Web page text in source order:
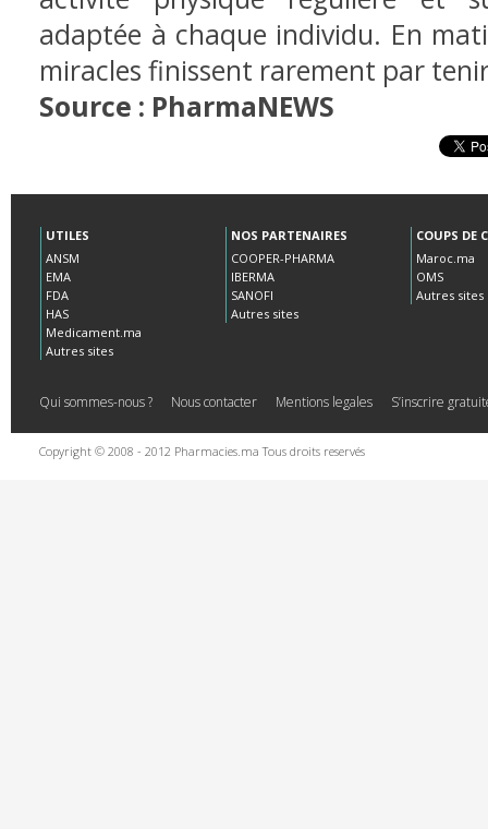
adaptée à chaque individu. En
miracles finissent rarement par
Source : PharmaNEWS
UTILES
ANSM
EMA
FDA
HAS
Medicament.ma
Autres sites
NOS PARTENAIRES
COOPER-PHARMA
IBERMA
SANOFI
Autres sites
COUPS DE
Maroc.ma
OMS
Autres sites
Qui sommes-nous ? Nous contacter Mentions legales S’inscrire
Copyright © 2008 - 2012 Pharmacies.ma Tous droits reservés